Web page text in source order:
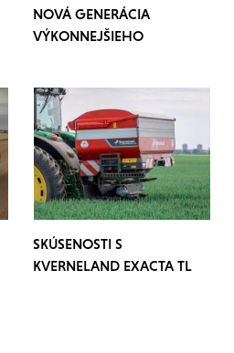
NOVÁ GENERÁCIA
VÝKONNEJŠIEHO
SKÚSENOSTI S
KVERNELAND EXACTA TL